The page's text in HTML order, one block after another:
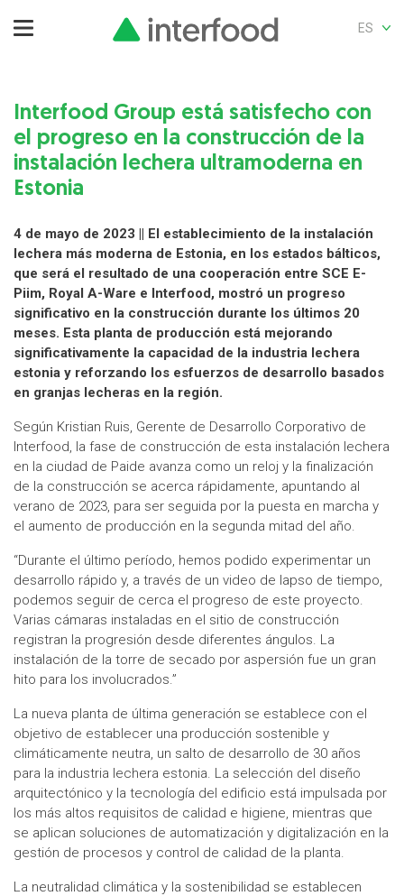
ES
Interfood Group está satisfecho con
el progreso en la construcción de la
instalación lechera ultramoderna en
Estonia
4 de mayo de 2023 || El establecimiento de la instalación
lechera más moderna de Estonia, en los estados bálticos,
que será el resultado de una cooperación entre SCE E-
Piim, Royal A-Ware e Interfood, mostró un progreso
significativo en la construcción durante los últimos 20
meses. Esta planta de producción está mejorando
significativamente la capacidad de la industria lechera
estonia y reforzando los esfuerzos de desarrollo basados
en granjas lecheras en la región.
Según Kristian Ruis, Gerente de Desarrollo Corporativo de
Interfood, la fase de construcción de esta instalación lechera
en la ciudad de Paide avanza como un reloj y la finalización
de la construcción se acerca rápidamente, apuntando al
verano de 2023, para ser seguida por la puesta en marcha y
el aumento de producción en la segunda mitad del año.
“Durante el último período, hemos podido experimentar un
desarrollo rápido y, a través de un video de lapso de tiempo,
podemos seguir de cerca el progreso de este proyecto.
Varias cámaras instaladas en el sitio de construcción
registran la progresión desde diferentes ángulos. La
instalación de la torre de secado por aspersión fue un gran
hito para los involucrados.”
La nueva planta de última generación se establece con el
objetivo de establecer una producción sostenible y
climáticamente neutra, un salto de desarrollo de 30 años
para la industria lechera estonia. La selección del diseño
arquitectónico y la tecnología del edificio está impulsada por
los más altos requisitos de calidad e higiene, mientras que
se aplican soluciones de automatización y digitalización en la
gestión de procesos y control de calidad de la planta.
La neutralidad climática y la sostenibilidad se establecen